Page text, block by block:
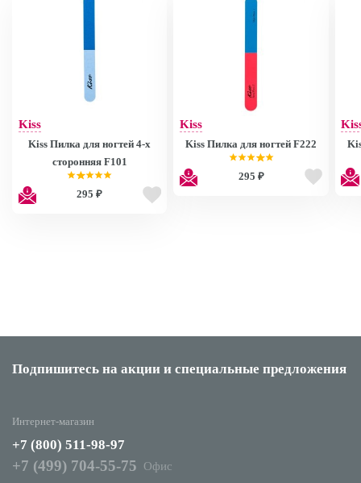
Kiss
Kiss Пилка для ногтей 4-х
сторонняя F101
295 ₽
Kiss
Kiss Пилка для ногтей F222
295 ₽
Подпишитесь на акции и специальные предложения
Интернет-магазин
+7 (800) 511-98-97
+7 (499) 704-55-75
Офис